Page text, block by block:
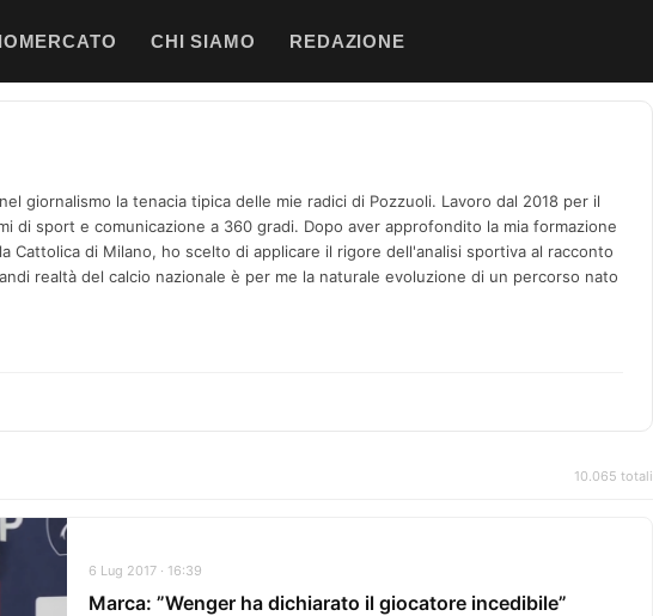
CHI SIAMO REDAZIONE
giornalismo la tenacia tipica delle mie radici di Pozzuoli. Lavoro dal 2018 per il
di sport e comunicazione a 360 gradi. Dopo aver approfondito la mia formazione
Cattolica di Milano, ho scelto di applicare il rigore dell'analisi sportiva al racconto
realtà del calcio nazionale è per me la naturale evoluzione di un percorso nato
10.065 totali
6 Lug 2017 · 16:39
Marca: ”Wenger ha dichiarato il giocatore incedibile”